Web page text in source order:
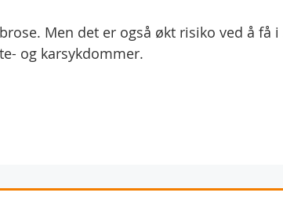
Men det er også økt risiko ved å få
og karsykdommer.